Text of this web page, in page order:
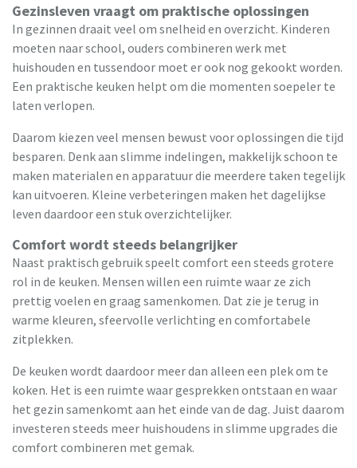
Gezinsleven vraagt om praktische oplossingen
In gezinnen draait veel om snelheid en overzicht. Kinderen
moeten naar school, ouders combineren werk met
huishouden en tussendoor moet er ook nog gekookt worden.
Een praktische keuken helpt om die momenten soepeler te
laten verlopen.
Daarom kiezen veel mensen bewust voor oplossingen die tijd
besparen. Denk aan slimme indelingen, makkelijk schoon te
maken materialen en apparatuur die meerdere taken tegelijk
kan uitvoeren. Kleine verbeteringen maken het dagelijkse
leven daardoor een stuk overzichtelijker.
Comfort wordt steeds belangrijker
Naast praktisch gebruik speelt comfort een steeds grotere
rol in de keuken. Mensen willen een ruimte waar ze zich
prettig voelen en graag samenkomen. Dat zie je terug in
warme kleuren, sfeervolle verlichting en comfortabele
zitplekken.
De keuken wordt daardoor meer dan alleen een plek om te
koken. Het is een ruimte waar gesprekken ontstaan en waar
het gezin samenkomt aan het einde van de dag. Juist daarom
investeren steeds meer huishoudens in slimme upgrades die
comfort combineren met gemak.